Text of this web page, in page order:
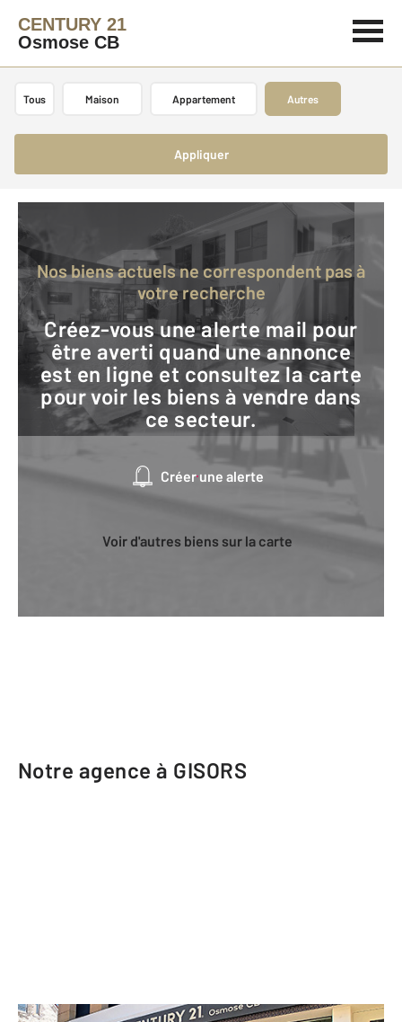
CENTURY 21
Osmose CB
Tous Maison Appartement Autres
Appliquer
Nos biens actuels ne correspondent pas à
votre recherche
Créez-vous une alerte mail pour
être averti quand une annonce
est en ligne et consultez la carte
pour voir les biens à vendre dans
ce secteur.
Créer une alerte
Voir d'autres biens sur la carte
Notre agence à GISORS